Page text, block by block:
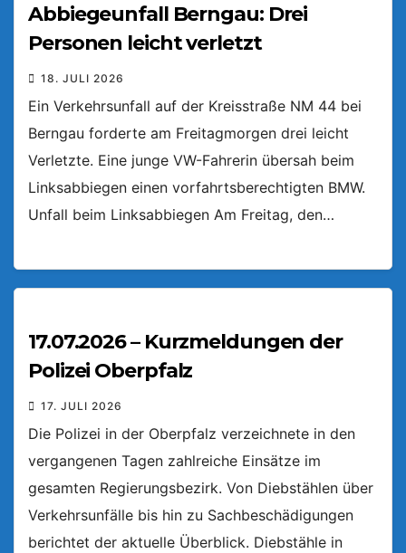
Abbiegeunfall Berngau: Drei
Personen leicht verletzt
18. JULI 2026
Ein Verkehrsunfall auf der Kreisstraße NM 44 bei
Berngau forderte am Freitagmorgen drei leicht
Verletzte. Eine junge VW-Fahrerin übersah beim
Linksabbiegen einen vorfahrtsberechtigten BMW.
Unfall beim Linksabbiegen Am Freitag, den…
17.07.2026 – Kurzmeldungen der
Polizei Oberpfalz
17. JULI 2026
Die Polizei in der Oberpfalz verzeichnete in den
vergangenen Tagen zahlreiche Einsätze im
gesamten Regierungsbezirk. Von Diebstählen über
Verkehrsunfälle bis hin zu Sachbeschädigungen
berichtet der aktuelle Überblick. Diebstähle in